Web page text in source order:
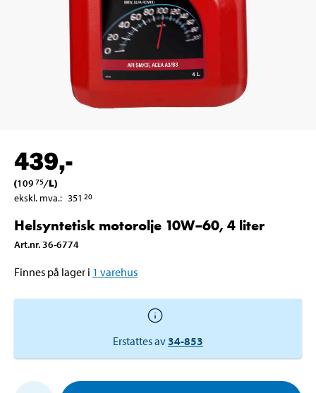
439,-
(109 75/L)
ekskl. mva.: 351 20
Helsyntetisk motorolje 10W–60, 4 liter
Art.nr. 36-6774
Finnes på lager i 1 varehus
Erstattes av34-853